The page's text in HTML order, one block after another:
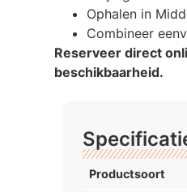
Ophalen in
Combineer
Reserveer direct
beschikbaarheid.
Productsoort